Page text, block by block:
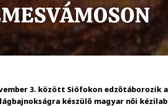
3. között Siófokon edzőtáborozik
készülő magyar női